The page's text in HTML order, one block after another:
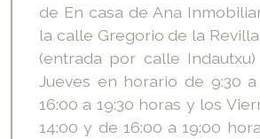
de En casa de Ana
la calle Gregorio de la
(entrada por calle
Jueves en horario de 9:30
16:00 a 19:30 horas y los
14:00 y de 16:00 a 19:00